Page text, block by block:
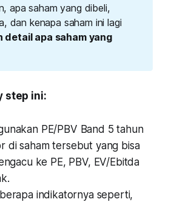
apa saham yang dibeli,
dan kenapa saham ini lagi
detail apa saham yang
step ini:
PE/PBV Band 5 tahun
di saham tersebut yang bisa
ke PE, PBV, EV/Ebitda
indikatornya seperti,